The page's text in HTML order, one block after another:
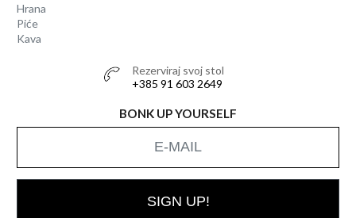
Hrana
Piće
Kava
Rezerviraj svoj stol
+385 91 603 2649
BONK UP YOURSELF
SIGN UP!